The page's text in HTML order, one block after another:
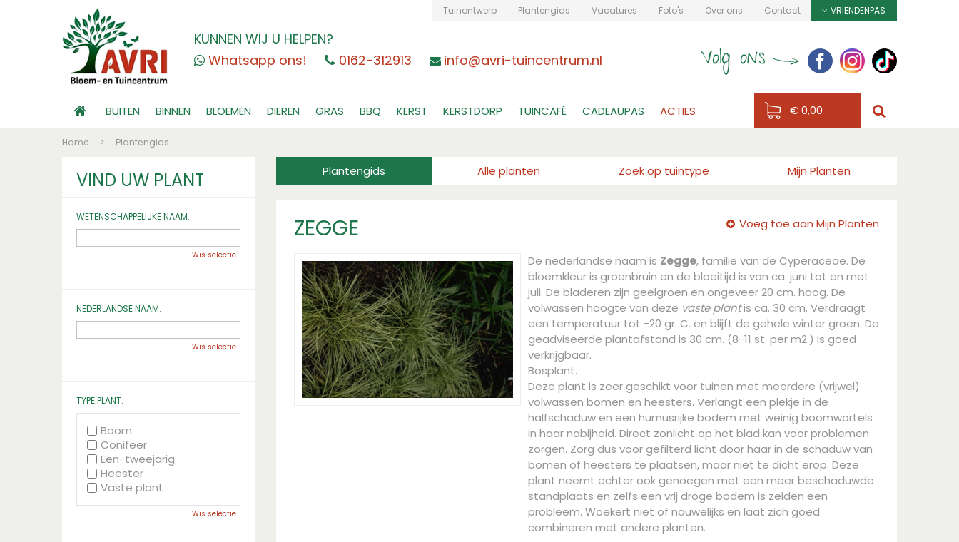
Home > Plantengids
KUNNEN WIJ U HELPEN?
Whatsapp ons!
0162-312913 info@avri-tuincentrum.nl
Tuinontwerp Plantengids Vacatures Foto's Over ons Contact VRIENDENPAS
BUITEN BINNEN BLOEMEN DIEREN GRAS BBQ KERST KERSTDORP TUINCAFÉ CADEAUPAS ACTIES € 0,00
Plantengids Alle planten Zoek op tuintype Mijn Planten
ZEGGE Voeg toe aan Mijn Planten
De nederlandse naam is Zegge, familie van de Cyperaceae. De
bloemkleur is groenbruin en de bloeitijd is van ca. juni tot en met
juli. De bladeren zijn geelgroen en ongeveer 20 cm. hoog. De
volwassen hoogte van deze vaste plantis ca. 30 cm. Verdraagt
een temperatuur tot -20 gr. C. en blijft de gehele winter groen. De
geadviseerde plantafstand is 30 cm. (8-11 st. per m2.) Is goed
verkrijgbaar.
Bosplant.
Deze plant is zeer geschikt voor tuinen met meerdere (vrijwel)
volwassen bomen en heesters. Verlangt een plekje in de
halfschaduw en een humusrijke bodem met weinig boomwortels
in haar nabijheid. Direct zonlicht op het blad kan voor problemen
zorgen. Zorg dus voor gefilterd licht door haar in de schaduw van
bomen of heesters te plaatsen, maar niet te dicht erop. Deze
plant neemt echter ook genoegen met een meer beschaduwde
standplaats en zelfs een vrij droge bodem is zelden een
probleem. Woekert niet of nauwelijks en laat zich goed
combineren met andere planten.
VIND UW PLANT
WETENSCHAPPELIJKE NAAM:
Wis selectie
NEDERLANDSE NAAM:
Wis selectie
TYPE PLANT:
Boom
Conifeer
Een-tweejarig
Heester
Vaste plant
Wis selectie